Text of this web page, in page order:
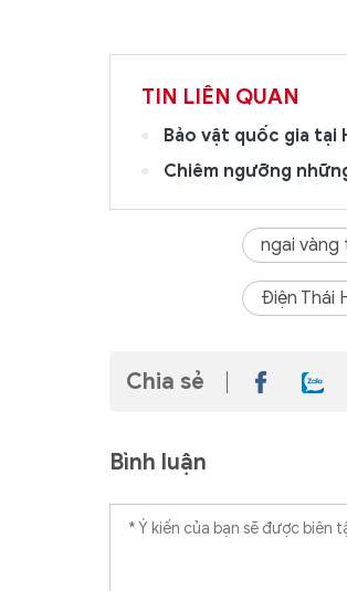
TIN LIÊN QUAN
Bảo vật quốc gia tại
Chiêm ngưỡng
ngai vàng
Điện Thái
Chia sẻ
Bình luận